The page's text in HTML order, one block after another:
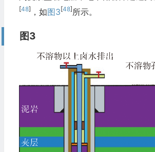
[48] ，如图3[48] 所示。
图3